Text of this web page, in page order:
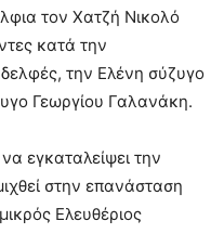
τον Χατζή Νικολό
κατά την
την Ελένη σύζυγο
Γεωργίου Γαλανάκη.
εγκαταλείψει την
στην επανάσταση
Ελευθέριος